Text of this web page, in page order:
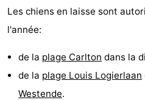
Voir
d'intérêt
Musées
Les chiens en laisse sont
l'année:
de la plage Carlton dans la
de la plage Louis Logierlaan
Westende.